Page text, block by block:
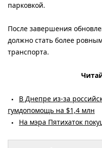
парковкой.
После завершения
должно стать более
транспорта.
В Днепре из-за
гумдопомощь на $1,4 млн
На мэра Пятихаток